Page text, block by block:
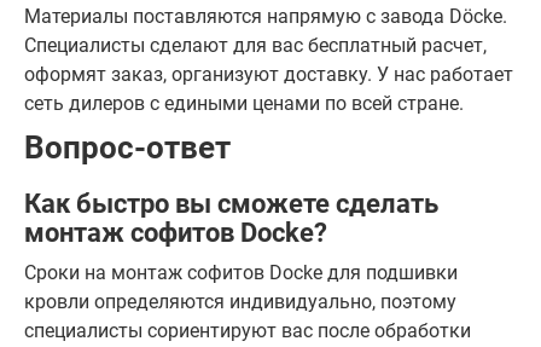
Материалы поставляются напрямую с завода Döcke.
Специалисты сделают для вас бесплатный расчет,
оформят заказ, организуют доставку. У нас работает
сеть дилеров с едиными ценами по всей стране.
Вопрос-ответ
Как быстро вы сможете сделать
монтаж софитов Docke?
Сроки на монтаж софитов Docke для подшивки
кровли определяются индивидуально, поэтому
специалисты сориентируют вас после обработки